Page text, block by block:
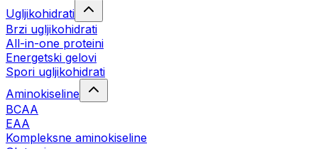
Ugljikohidrati
Brzi ugljikohidrati
All-in-one proteini
Energetski gelovi
Spori ugljikohidrati
Aminokiseline
BCAA
EAA
Kompleksne aminokiseline